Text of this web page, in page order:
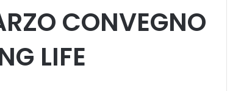
CONVEGNO
LIFE